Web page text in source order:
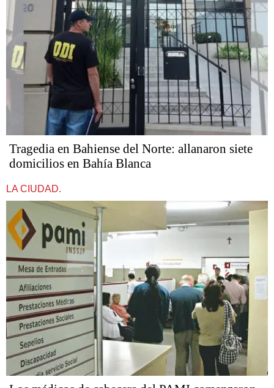
Tragedia en Bahiense del Norte: allanaron siete
domicilios en Bahía Blanca
LA CIUDAD.